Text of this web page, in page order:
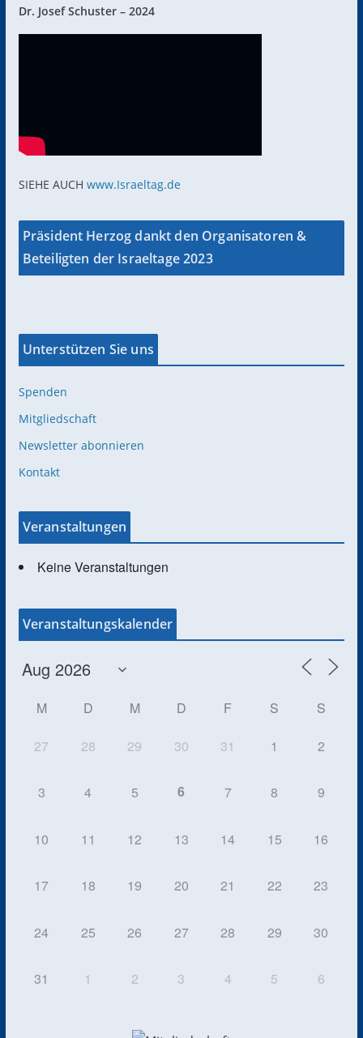
Dr. Josef Schuster – 2024
SIEHE AUCH www.Israeltag.de
Präsident Herzog dankt den Organisatoren &
Beteiligten der Israeltage 2023
Unterstützen Sie uns
Spenden
Mitgliedschaft
Newsletter abonnieren
Kontakt
Veranstaltungen
Keine Veranstaltungen
Veranstaltungskalender
M D M D F S S
27 28 29 30 31 1 2
3 4 5 6 7 8 9
10 11 12 13 14 15 16
17 18 19 20 21 22 23
24 25 26 27 28 29 30
31 1 2 3 4 5 6